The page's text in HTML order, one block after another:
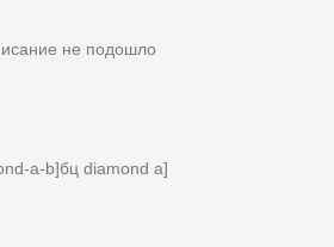
не подошло
a-b]бц diamond a]